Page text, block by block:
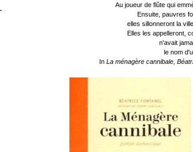
Au joueur de flûte qui
Ensuite, pauvres
elles sillonneront la
Elles les appelleront,
n'avait
le nom
In La ménagère cannibale,